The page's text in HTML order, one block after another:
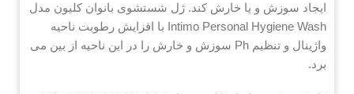
ایجاد سوزش و یا خارش کند. ژل شستشوی بانوان کلیون مدل
Intimo Personal Hygiene Wash با افزایش رطوبت ناحیه
واژینال و تنظیم Ph سوزش و خارش را در این ناحیه از بین می
برد.